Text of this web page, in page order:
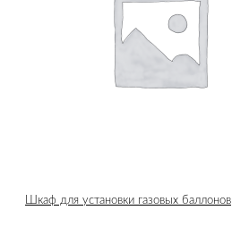
Шкаф для установки газовых баллонов